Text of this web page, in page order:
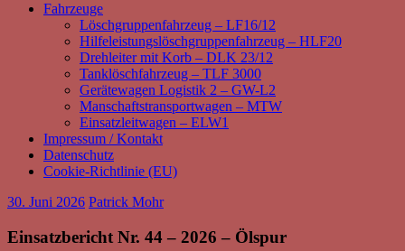
Fahrzeuge
Löschgruppenfahrzeug – LF16/12
Hilfeleistungslöschgruppenfahrzeug – HLF20
Drehleiter mit Korb – DLK 23/12
Tanklöschfahrzeug – TLF 3000
Gerätewagen Logistik 2 – GW-L2
Manschaftstransportwagen – MTW
Einsatzleitwagen – ELW1
Impressum / Kontakt
Datenschutz
Cookie-Richtlinie (EU)
30. Juni 2026 Patrick Mohr
Einsatzbericht Nr. 44 – 2026 – Ölspur